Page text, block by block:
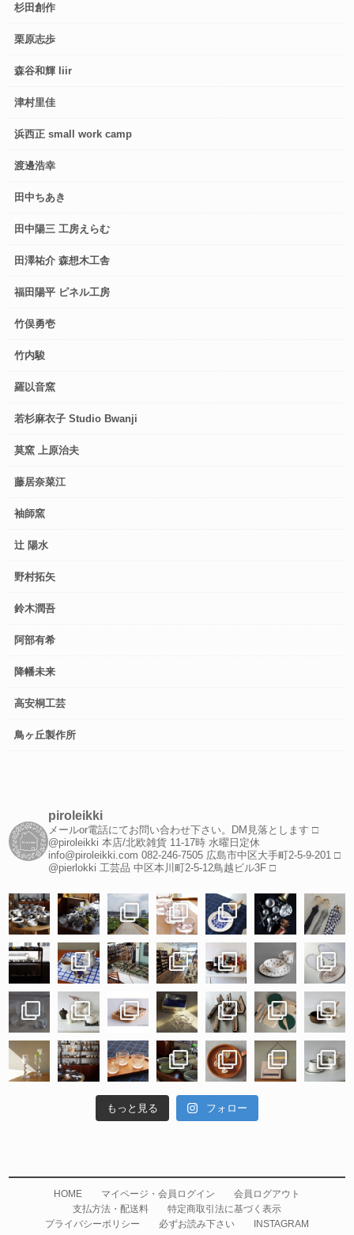
杉田創作
栗原志歩
森谷和輝 liir
津村里佳
浜西正 small work camp
渡邊浩幸
田中ちあき
田中陽三 工房えらむ
田澤祐介 森想木工舎
福田陽平 ピネル工房
竹俣勇壱
竹内駿
羅以音窯
若杉麻衣子 Studio Bwanji
莫窯 上原治夫
藤居奈菜江
袖師窯
辻 陽水
野村拓矢
鈴木潤吾
阿部有希
降幡未来
高安桐工芸
鳥ヶ丘製作所
piroleikki
メールor電話にてお問い合わせ下さい。DM見落とします □
@piroleikki 本店/北欧雑貨 11-17時 水曜日定休
info@piroleikki.com 082-246-7505 広島市中区大手町2-5-9-201 □
@pierlokki 工芸品 中区本川町2-5-12鳥越ビル3F □
もっと見る フォロー
HOME マイページ・会員ログイン
会員ログアウト
支払方法・配送料
特定商取引法に基づく表示
プライバシーポリシー
必ずお読み下さい
INSTAGRAM